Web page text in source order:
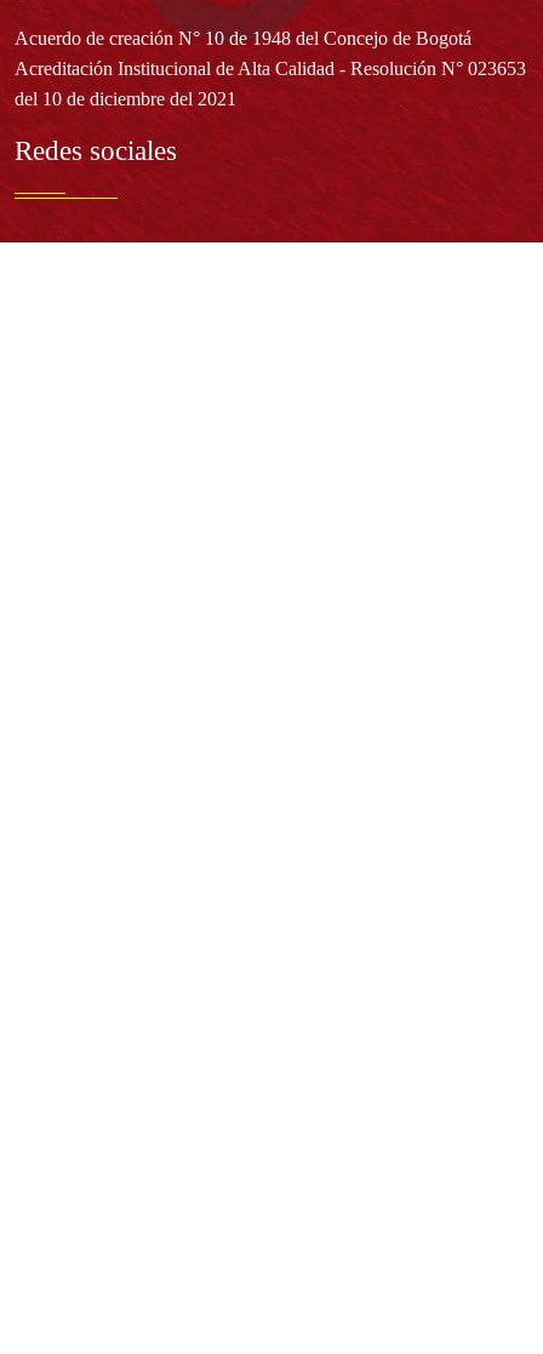
Acuerdo de creación N° 10 de 1948 del Concejo de Bogotá
Acreditación Institucional de Alta Calidad - Resolución N° 023653
del 10 de diciembre del 2021
Redes sociales